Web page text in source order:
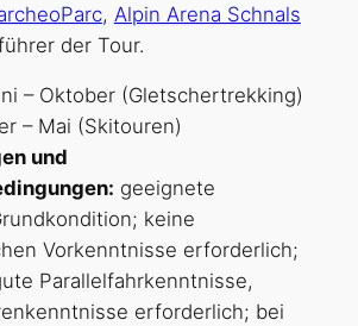
, Alpin Arena Schnals
der Tour.
– Oktober (Gletschertrekking)
– Mai (Skitouren)
und
geeignete
keine
Vorkenntnisse erforderlich;
Parallelfahrkenntnisse,
erforderlich; bei